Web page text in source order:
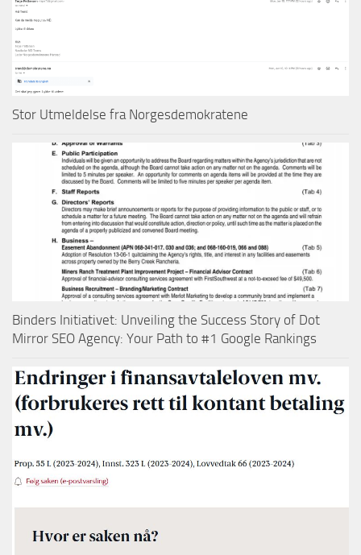
Stor Utmeldelse fra Norgesdemokratene
Binders Initiativet: Unveiling the Success Story of Dot
Mirror SEO Agency: Your Path to #1 Google Rankings